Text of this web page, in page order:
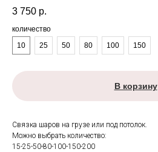
3 750 р.
количество
10
25 50 80 100 150
В корзину
Связка шаров на грузе или под потолок.
Можно выбрать количество:
15-25-50-80-100-150-200